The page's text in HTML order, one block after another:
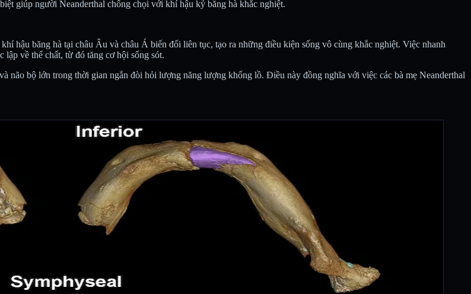
giúp người Neanderthal chống chọi với khí hậu kỷ băng hà khắc nghiệt.
hậu băng hà tại châu Âu và châu Á biến đổi liên tục, tạo ra những điều kiện sống vô cùng khắc nghiệt. Việc nhanh
về thể chất, từ đó tăng cơ hội sống sót.
não bộ lớn trong thời gian ngắn đòi hỏi lượng năng lượng khổng lồ. Điều này đồng nghĩa với việc các bà mẹ Neanderthal